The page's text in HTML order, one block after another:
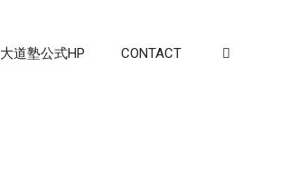
大道塾公式HP CONTACT